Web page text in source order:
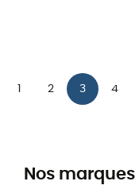
1 2 3 4
Nos